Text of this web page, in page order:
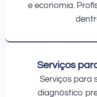
e economia.
Serviços
Serviços para
diagnóstico